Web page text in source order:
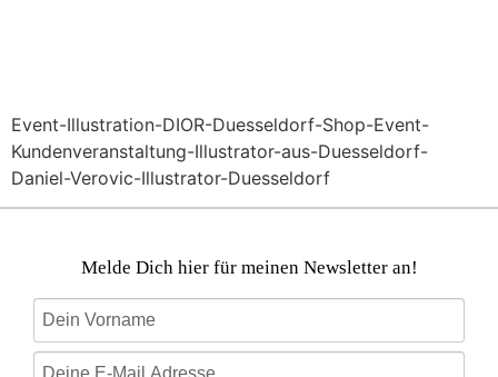
Event-Illustration-DIOR-Duesseldorf-Shop-Event-
Kundenveranstaltung-Illustrator-aus-Duesseldorf-
Daniel-Verovic-Illustrator-Duesseldorf
Melde Dich hier für meinen Newsletter an!